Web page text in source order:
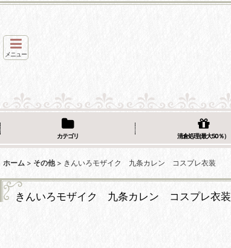
メニュー
カテゴリ 清倉処理(最大50％）
ホーム > その他 > きんいろモザイク 九条カレン コスプレ衣装
きんいろモザイク 九条カレン コスプレ衣装